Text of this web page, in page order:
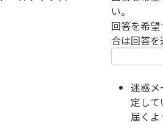
い。
回答を希
合は回答を
迷惑メ
定し
届くよ